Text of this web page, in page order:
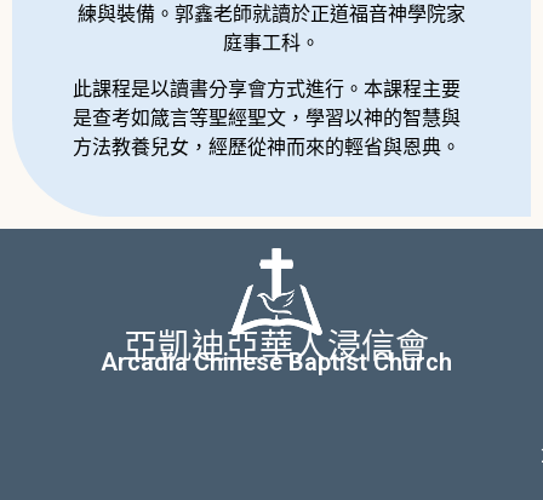
練與裝備。郭鑫老師就讀於正道福音神學院家
庭事工科。
此課程是以讀書分享會方式進行。本課程主要
是查考如箴言等聖經聖文，學習以神的智慧與
方法教養兒女，經歷從神而來的輕省與恩典。
亞凱迪亞華人浸信會
Arcadia Chinese Baptist Church